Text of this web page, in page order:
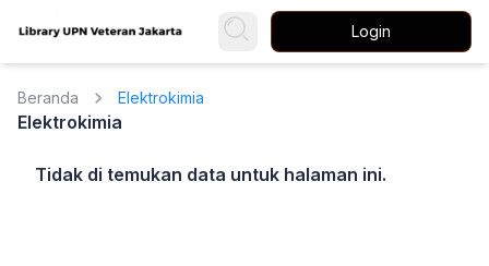
Login
Beranda Elektrokimia
Elektrokimia
Tidak di temukan data untuk halaman ini.